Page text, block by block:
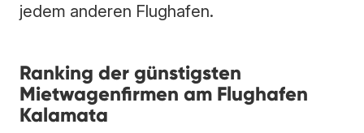
jedem anderen Flughafen.
Ranking der günstigsten
Mietwagenfirmen am Flughafen
Kalamata